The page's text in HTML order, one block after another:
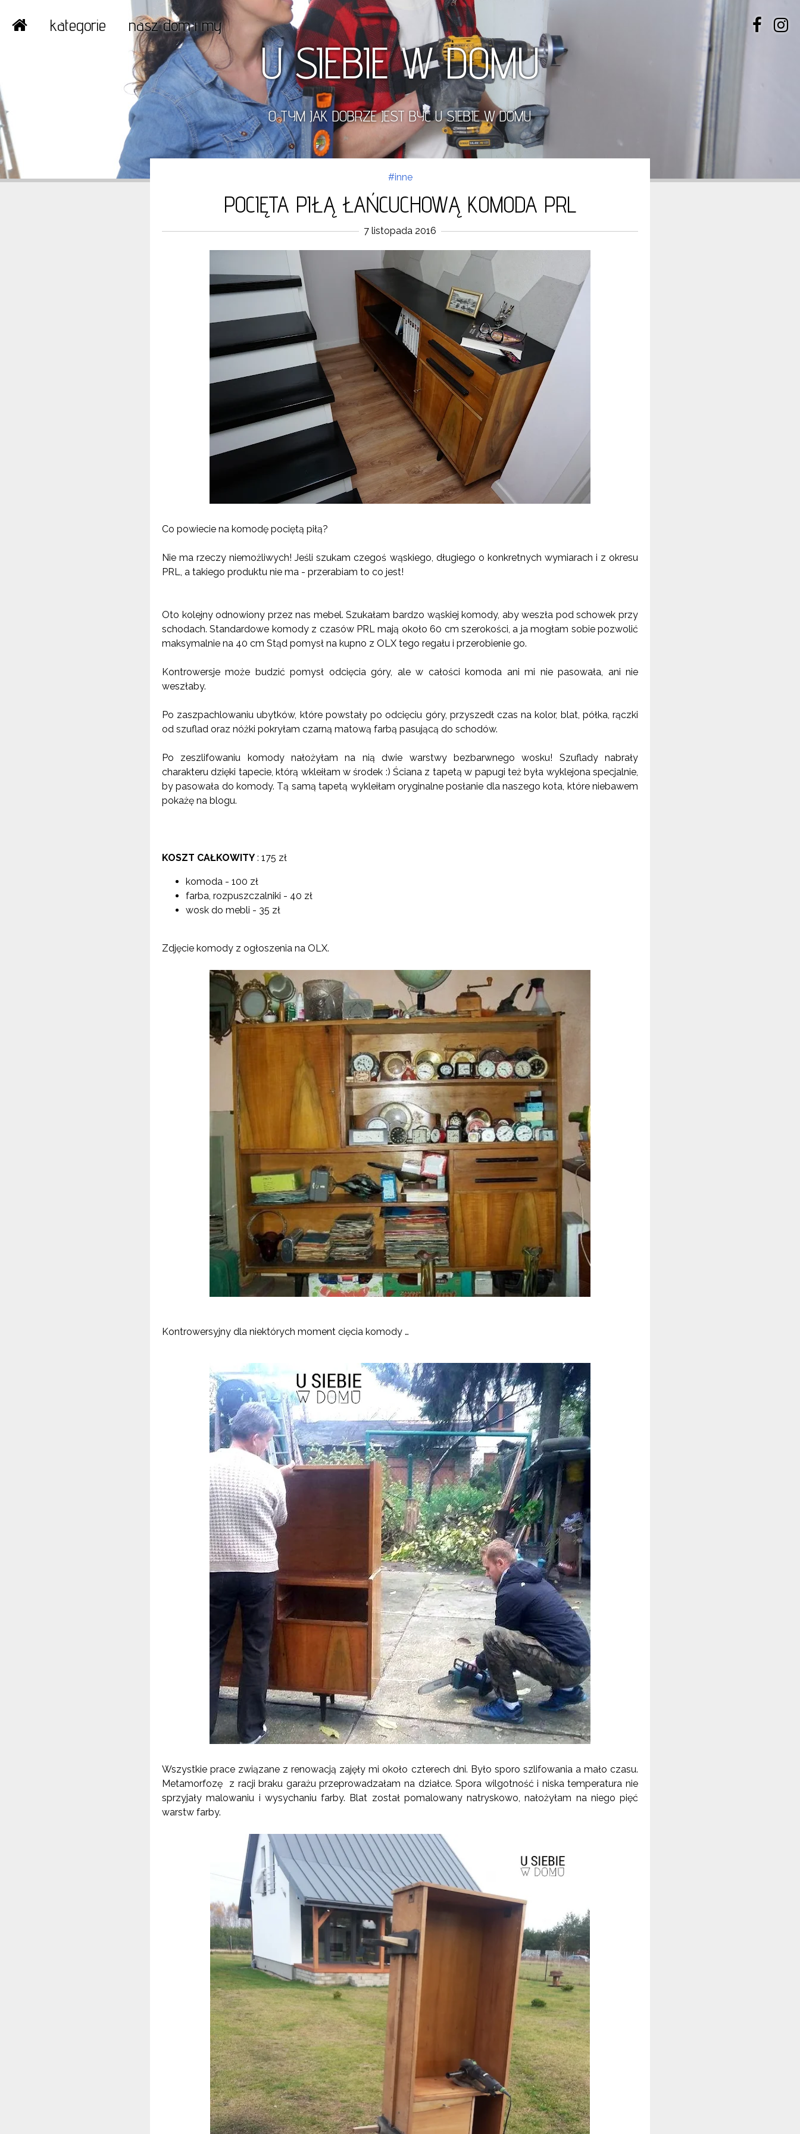
U SIEBIE W DOMU
O TYM JAK DOBRZE JEST BYĆ U SIEBIE W DOMU
kategorie nasz dom i my
#inne
POCIĘTA PIŁĄ ŁAŃCUCHOWĄ KOMODA PRL
7 listopada 2016
Co powiecie na komodę pociętą piłą?
Nie ma rzeczy niemożliwych! Jeśli szukam czegoś wąskiego, długiego o konkretnych wymiarach i z okresu
PRL, a takiego produktu nie ma - przerabiam to co jest!
Oto kolejny odnowiony przez nas mebel. Szukałam bardzo wąskiej komody, aby weszła pod schowek przy
schodach. Standardowe komody z czasów PRL mają około60 cm szerokości, a ja mogłam sobie pozwolić
maksymalnie na 40 cm Stąd pomysł na kupno z OLX tego regału i przerobienie go.
Kontrowersje może budzić pomysł odcięcia góry, ale w całości komoda ani mi nie pasowała, ani nie
weszłaby.
Po zaszpachlowaniu ubytków, które powstały po odcięciu góry, przyszedł czas na kolor, blat, półka, rączki
od szuflad oraz nóżki pokryłam czarną matową farbą pasującą do schodów.
Po zeszlifowaniu komody nałożyłam na nią dwie warstwy bezbarwnego wosku! Szuflady nabrały
charakteru dzięki tapecie, którą wkleiłam w środek :) Ściana z tapetą w papugi też była wyklejona specjalnie,
by pasowała do komody. Tą samą tapetą wykleiłam oryginalne posłanie dla naszego kota, które niebawem
pokażę na blogu.
KOSZT CAŁKOWITY : 175 zł
komoda - 100 zł
farba, rozpuszczalniki - 40 zł
wosk do mebli - 35 zł
Zdjęcie komody z ogłoszenia na OLX.
Kontrowersyjny dla niektórych moment cięcia komody …
Wszystkie prace związane z renowacją zajęły mi około czterech dni. Było sporo szlifowania a mało czasu.
Metamorfozę z racji braku garażu przeprowadzałam na działce. Spora wilgotność i niska temperatura nie
sprzyjały malowaniu i wysychaniu farby. Blat został pomalowany natryskowo, nałożyłam na niego pięć
warstw farby.